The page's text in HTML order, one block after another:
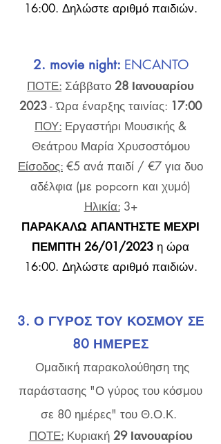
16:00. Δηλώστε αριθμό παιδιών.
2. movie night: ENCANTO
ΠΟΤΕ: Σάββατο 28 Ιανουαρίου
2023- Ώρα έναρξης ταινίας: 17:00
ΠΟΥ: Εργαστήρι Μουσικής &
Θεάτρου Μαρία Χρυσοστόμου
Είσοδος: €5 ανά παιδί / €7 για δυο
αδέλφια (με popcorn και χυμό)
Ηλικία:3+
ΠΑΡΑΚΑΛΩ ΑΠΑΝΤΗΣΤΕ ΜΕΧΡΙ
ΠΕΜΠΤΗ 26/01/2023 η ώρα
16:00. Δηλώστε αριθμό παιδιών.
3. Ο ΓΥΡΟΣ ΤΟΥ ΚΟΣΜΟΥ ΣΕ
80 ΗΜΕΡΕΣ
Ομαδική παρακολούθηση της
παράστασης "Ο γύρος του κόσμου
σε 80 ημέρες" του Θ.Ο.Κ.
ΠΟΤΕ:Κυριακή 29 Ιανουαρίου